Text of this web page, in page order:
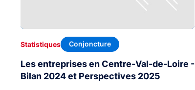
Les entreprises en Centre-Val-de-Loire -
Bilan 2024 et Perspectives 2025
Statistiques Conjoncture